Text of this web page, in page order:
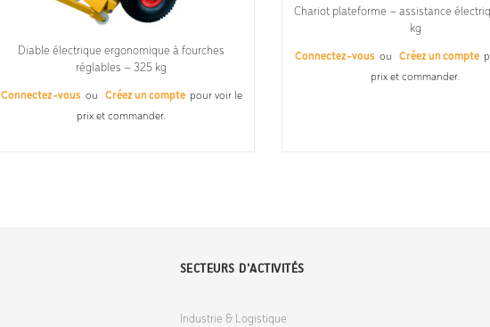
Diable électrique ergonomique à fourches
réglables – 325 kg
Connectez-vous ou Créez un compte pour voir le
prix et commander.
Chariot plateforme – assistance
kg
Connectez-vous ou Créez un compte
prix et commander.
SECTEURS D'ACTIVITÉS
Industrie & Logistique